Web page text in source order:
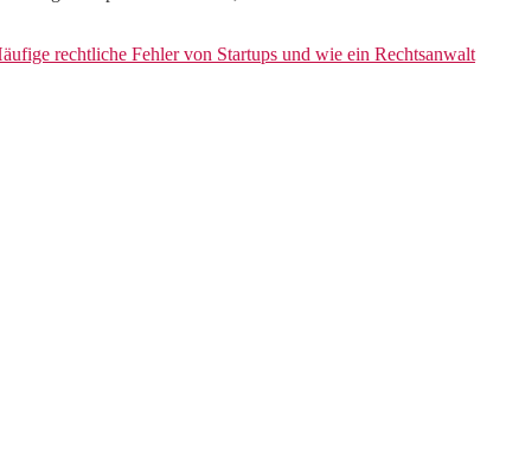
rechtliche Fehler von Startups und wie ein Rechtsanwalt